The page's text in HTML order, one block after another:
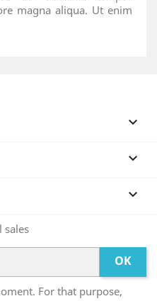
magna aliqua. Ut enim



sales
OK
For that purpose,